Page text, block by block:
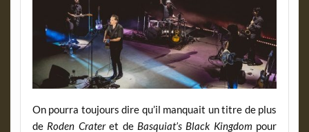
On pourra toujours dire qu’il manquait un titre de plus
de Roden Crateret de Basquiat’s Black Kingdom pour